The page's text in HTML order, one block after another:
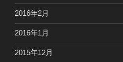
2016年2月
2016年1月
2015年12月